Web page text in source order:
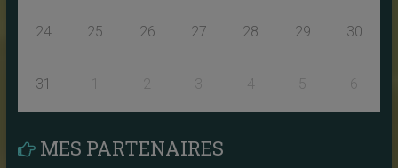
24 25 26 27 28 29 30
31 1 3 4 5 6
MES PARTENAIRES